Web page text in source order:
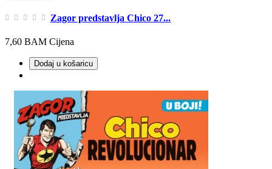
Zagor predstavlja Chico 27...
7,60 BAM Cijena
Dodaj u košaricu